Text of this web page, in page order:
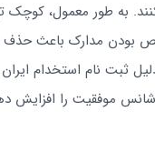
به طور معمول، کوچک
بودن مدارک باعث حذف
ثبت نام استخدام
موفقیت را افزایش